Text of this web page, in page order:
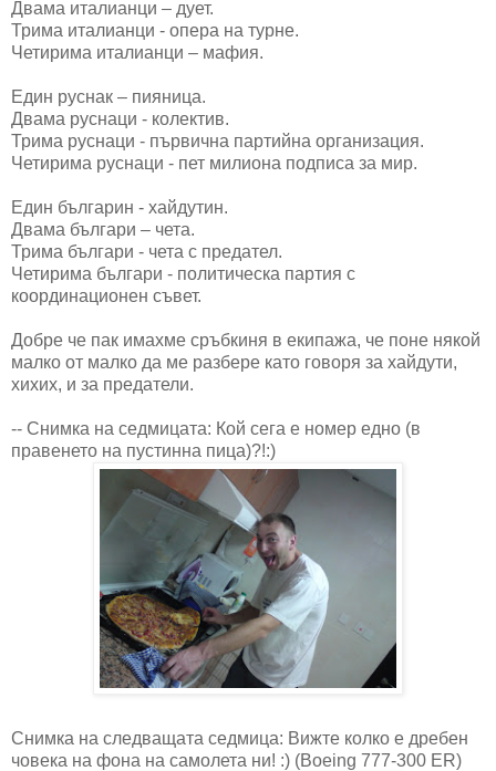
Двама италианци – дует.
Трима италианци - опера на турне.
Четирима италианци – мафия.
Един руснак – пияница.
Двама руснаци - колектив.
Трима руснаци - първична партийна организация.
Четирима руснаци - пет милиона подписа за мир.
Един българин - хайдутин.
Двама българи – чета.
Трима българи - чета с предател.
Четирима българи - политическа партия с
координационен съвет.
Добре че пак имахме сръбкиня в екипажа, че поне някой
малко от малко да ме разбере като говоря за хайдути,
хихих, и за предатели.
-- Снимка на седмицата: Кой сега е номер едно (в
правенето на пустинна пица)?!:)
Снимка на следващата седмица: Вижте колко е дребен
човека на фона на самолета ни! :) (Boeing 777-300 ER)